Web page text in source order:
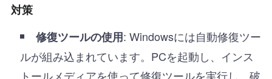
対策
修復ツールの使用: Windowsには自動修復ツー
ルが組み込まれています。PCを起動し、インス
トールメディアを使って修復ツールを実行し、破